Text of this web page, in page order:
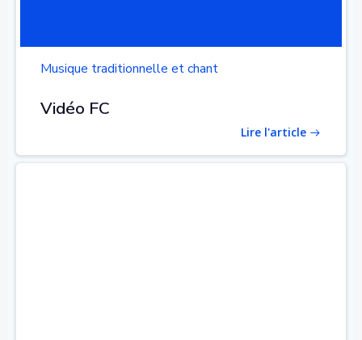
Musique traditionnelle et chant
Vidéo FC
Lire l'article